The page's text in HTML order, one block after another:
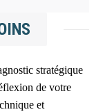
stratégique
de votre
et